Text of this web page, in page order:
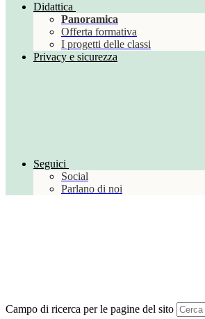
Didattica
Panoramica
Offerta formativa
I progetti delle classi
Privacy e sicurezza
Seguici
Social
Parlano di noi
Campo di ricerca per le pagine del sito